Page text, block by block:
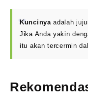
Kuncinyaadalah
Jika Anda yakin
itu akan tercermin